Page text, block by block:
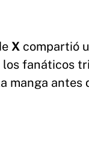
X compartió
fanáticos
manga antes